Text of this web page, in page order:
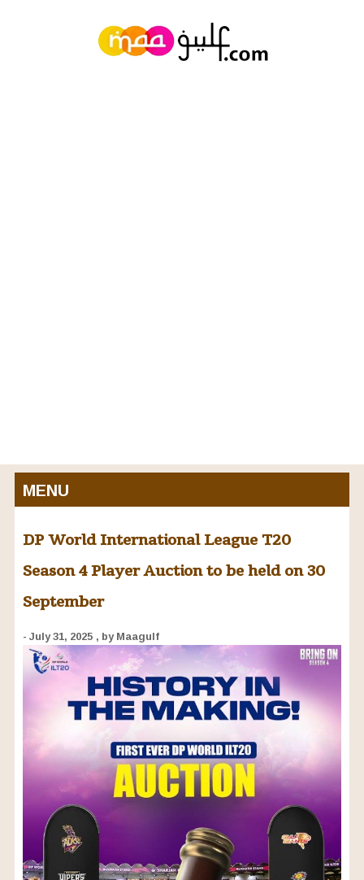
MENU
DP World International League T20
Season 4 Player Auction to be held on 30
September
- July 31, 2025 , by Maagulf